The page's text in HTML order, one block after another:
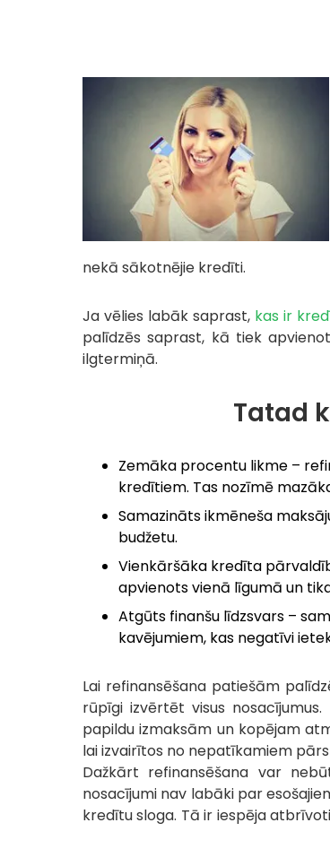
nekā sākotnējie kredīti.
Ja vēlies labāk saprast, kas ir
palīdzēs saprast, kā tiek
ilgtermiņā.
Tatad
Zemāka procentu likme –
kredītiem. Tas nozīmē
Samazināts ikmēneša
budžetu.
Vienkāršāka kredīta
apvienots vienā līgumā un
Atgūts finanšu līdzsvars –
kavējumiem, kas negatīvi
Lai refinansēšana patiešām
rūpīgi izvērtēt visus
papildu izmaksām un kopējam
lai izvairītos no nepatīkamiem
Dažkārt refinansēšana var
nosacījumi nav labāki par
kredītu sloga. Tā ir iespēja